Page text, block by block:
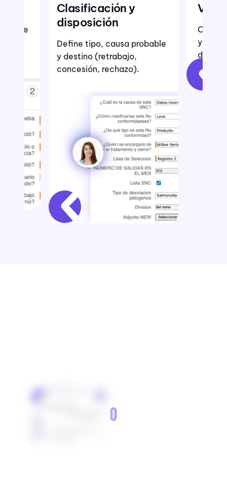
Vinculación CAPA
Crea acciones correctivas
y preventivas
directamente desde la
salida no conforme.
foto y